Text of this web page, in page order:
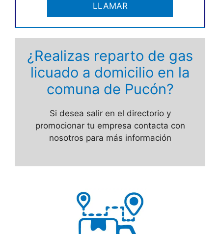
LLAMAR
¿Realizas reparto de gas
licuado a domicilio en la
comuna de Pucón?
Si desea salir en el directorio y
promocionar tu empresa contacta con
nosotros para más información